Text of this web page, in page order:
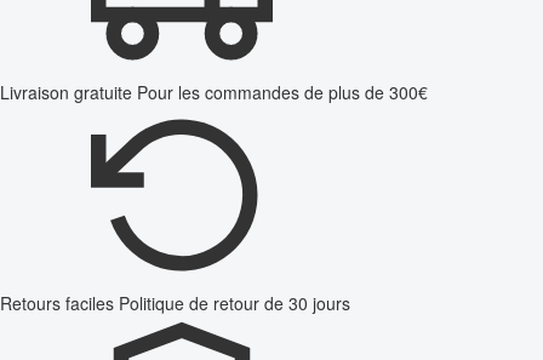
Livraison gratuite Pour les commandes de plus de 300€
Retours faciles Politique de retour de 30 jours